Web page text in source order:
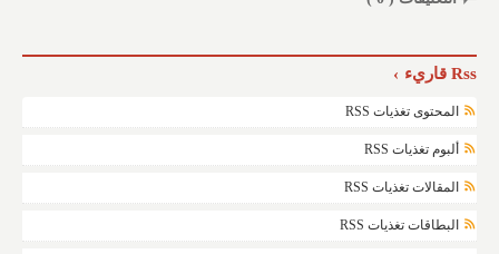
Rss قاريء
المحتوى تغذيات RSS
ألبوم تغذيات RSS
المقالات تغذيات RSS
البطاقات تغذيات RSS